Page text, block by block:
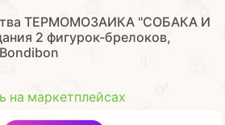
ТЕРМОМОЗАИКА "СОБАКА И
2 фигурок-брелоков,
на маркетплейсах